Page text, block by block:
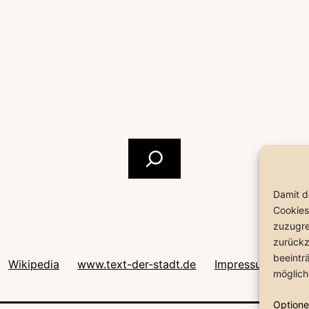
Damit
Suchen
Wikipedia www.text-der-stadt.de Impressum